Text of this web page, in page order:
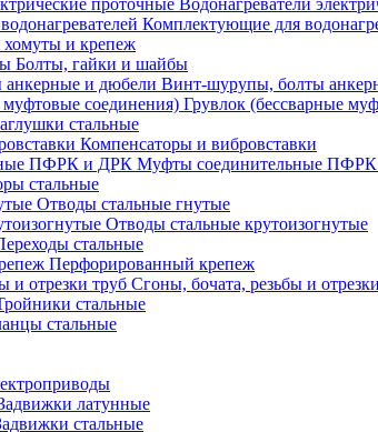
Водонагреватели
Комплектующие для
хомуты и крепеж
Болты, гайки и шайбы
Винт-шурупы, болты
Грувлок (бессварные
стальные
Компенсаторы и вибровставки
Муфты соединительные
стальные
Отводы стальные гнутые
Отводы стальные крутоизогнутые
стальные
Перфорированный крепеж
Сгоны, бочата, резьбы и
стальные
стальные
латунные
стальные